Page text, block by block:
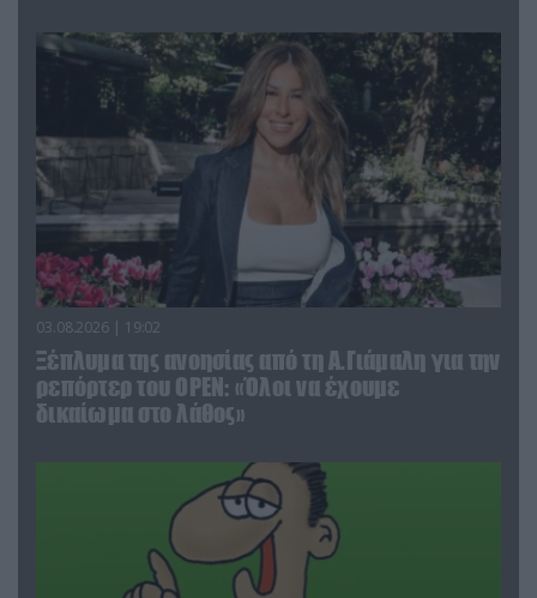
03.08.2026 | 19:02
Ξέπλυμα της ανοησίας από τη Α.Γιάμαλη για την
ρεπόρτερ του ΟΡΕΝ: «Όλοι να έχουμε
δικαίωμα στο λάθος»